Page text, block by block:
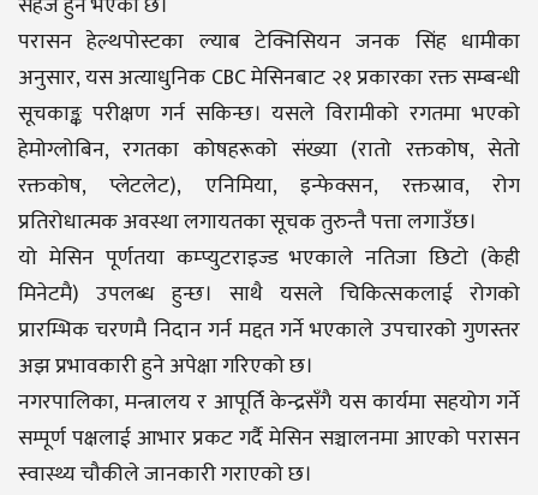
परासन हेल्थपोस्टका ल्याब टेक्निसियन जनक सिंह धामीका
अनुसार, यस अत्याधुनिक CBC मेसिनबाट २१ प्रकारका रक्त सम्बन्धी
सूचकाङ्क परीक्षण गर्न सकिन्छ। यसले विरामीको रगतमा भएको
हेमोग्लोबिन, रगतका कोषहरूको संख्या (रातो रक्तकोष, सेतो
रक्तकोष, प्लेटलेट), एनिमिया, इन्फेक्सन, रक्तस्राव, रोग
प्रतिरोधात्मक अवस्था लगायतका सूचक तुरुन्तै पत्ता लगाउँछ।
यो मेसिन पूर्णतया कम्प्युटराइज्ड भएकाले नतिजा छिटो (केही
मिनेटमै) उपलब्ध हुन्छ। साथै यसले चिकित्सकलाई रोगको
प्रारम्भिक चरणमै निदान गर्न मद्दत गर्ने भएकाले उपचारको गुणस्तर
अझ प्रभावकारी हुने अपेक्षा गरिएको छ।
नगरपालिका, मन्त्रालय र आपूर्ति केन्द्रसँगै यस कार्यमा सहयोग गर्ने
सम्पूर्ण पक्षलाई आभार प्रकट गर्दै मेसिन सञ्चालनमा आएको परासन
स्वास्थ्य चौकीले जानकारी गराएको छ।